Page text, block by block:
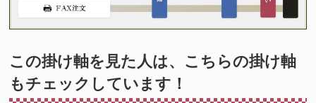
この掛け軸を見た人は、こちらの掛け軸
もチェックしています！